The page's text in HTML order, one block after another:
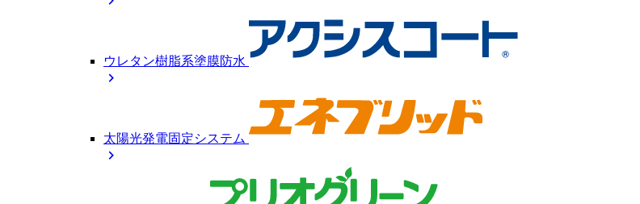
ウレタン樹脂系塗膜防水
chevron_right
太陽光発電固定システム
chevron_right